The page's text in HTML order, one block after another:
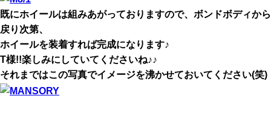
既にホイールは組みあがっておりますので、ボンドボディから
戻り次第、
ホイールを装着すれば完成になります♪
T様!!楽しみにしていてくださいね♪♪
それまではこの写真でイメージを沸かせておいてください(笑)